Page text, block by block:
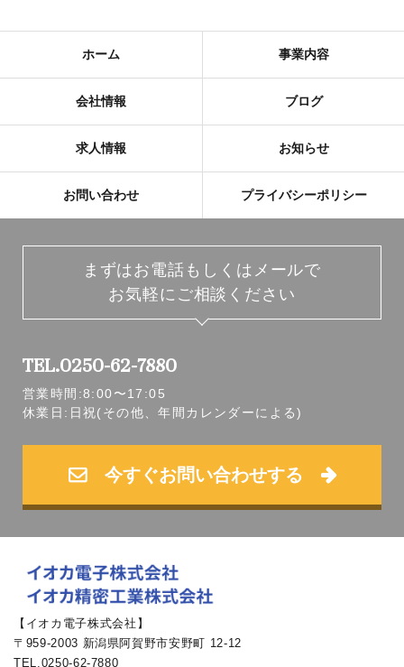
まずはお電話 もしくはメールで
お気軽にご相談ください
TEL.0250-62-7880
営業時間:8:00〜17:05
休業日:日祝(その他、年間カレンダーによる)
今すぐお問い合わせする
ホーム 事業内容
会社情報 ブログ
求人情報 お知らせ
お問い合わせ プライバシーポリシー
【イオカ電子株式会社】
〒959-2003 新潟県阿賀野市安野町 12-12
TEL.0250-62-7880